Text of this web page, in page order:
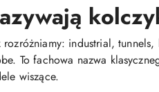
industrial,
To fachowa nazwa
wiszące.